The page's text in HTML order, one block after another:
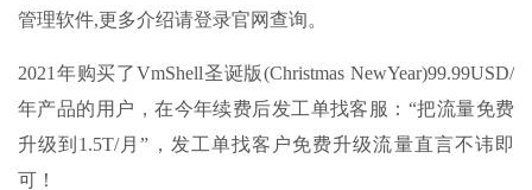
管理软件,更多介绍请登录官网查询。
2021年购买了VmShell圣诞版(Christmas NewYear)99.99USD/
年产品的用户，在今年续费后发工单找客服：“把流量免费
升级到1.5T/月”，发工单找客户免费升级流量直言不讳即
可！